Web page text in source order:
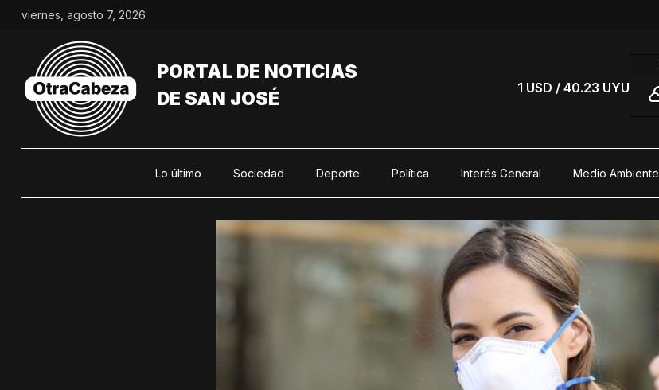
Saltar
contenido
viernes, agosto 7, 2026
PORTAL DE NOTICIAS
DE SAN JOSÉ
1 USD / 40.23 UYU
Lo último Sociedad Deporte Política Interés General Medio Ambiente